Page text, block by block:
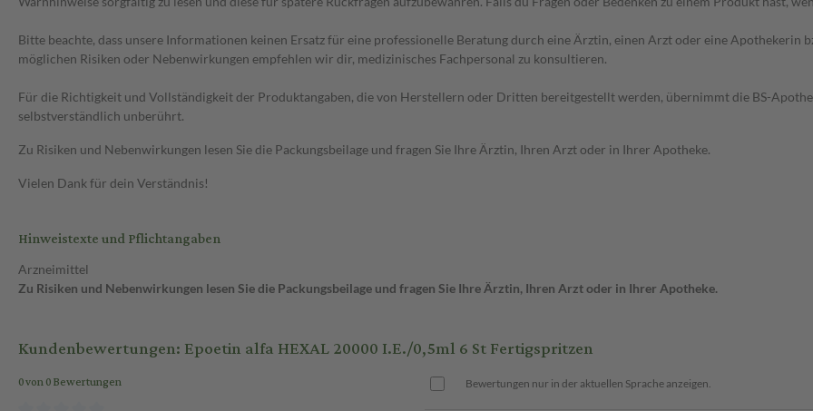
Bitte beachte, dass unsere Informationen keinen Ersatz für eine professionelle Beratung durch eine Ärztin, einen Arzt oder eine Apothekerin
möglichen Risiken oder Nebenwirkungen empfehlen wir dir, medizinisches Fachpersonal zu konsultieren.
Für die Richtigkeit und Vollständigkeit der Produktangaben, die von Herstellern oder Dritten bereitgestellt werden, übernimmt die BS-
selbstverständlich unberührt.
Zu Risiken und Nebenwirkungen lesen Sie die Packungsbeilage und fragen Sie Ihre Ärztin, Ihren Arzt oder in Ihrer Apotheke.
Vielen Dank für dein Verständnis!
Hinweistexte und Pflichtangaben
Arzneimittel
Zu Risiken und Nebenwirkungen lesen Sie die Packungsbeilage und fragen Sie Ihre Ärztin, Ihren Arzt oder in Ihrer Apotheke.
Kundenbewertungen: Epoetin alfa HEXAL 20000 I.E./0,5ml 6 St Fertigspritzen
0 von 0 Bewertungen Bewertungen nur in der aktuellen Sprache anzeigen.